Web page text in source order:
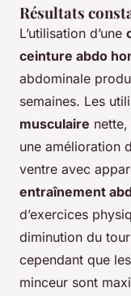
Résultats
L’utilisation d’une
ceinture abdo
abdominale
semaines. Les
musculaire
une amélioration
ventre avec
entraînement
d’exercices
diminution du
cependant que
minceur sont